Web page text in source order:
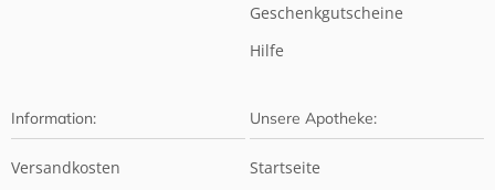
Geschenkgutscheine
Hilfe
Information:
Versandkosten
Unsere Apotheke:
Startseite